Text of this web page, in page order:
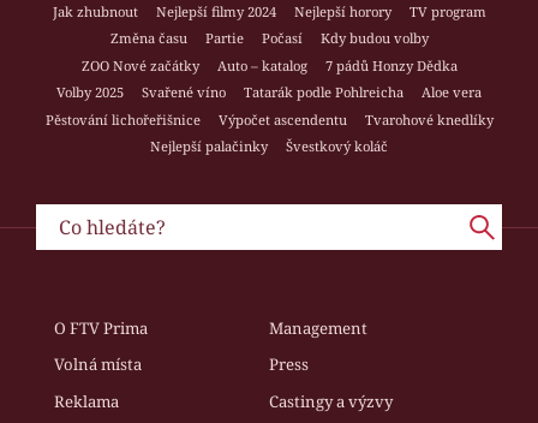
Jak zhubnout Nejlepší filmy 2024 Nejlepší horory
TV program
Změna času
Partie Počasí
Kdy budou volby
ZOO Nové začátky
Auto – katalog
7 pádů Honzy Dědka
Volby 2025
Svařené víno Tatarák podle Pohlreicha
Aloe vera
Pěstování lichořeřišnice
Výpočet ascendentu
Tvarohové knedlíky
Nejlepší palačinky
Švestkový koláč
O FTV Prima
Management
Volná místa
Press
Reklama
Castingy a výzvy